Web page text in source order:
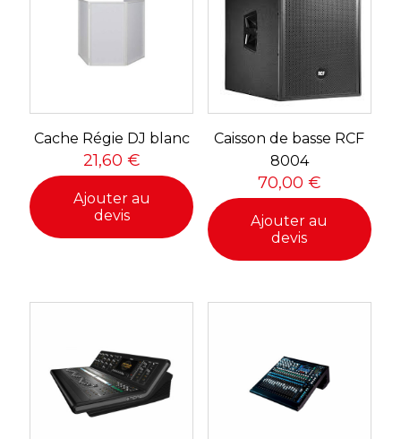
Cache Régie DJ blanc
21,60 €
Ajouter au
devis
Caisson de basse RCF
8004
70,00 €
Ajouter au
devis